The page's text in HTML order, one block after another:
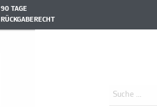
90 TAGE
RÜCKGABERECHT